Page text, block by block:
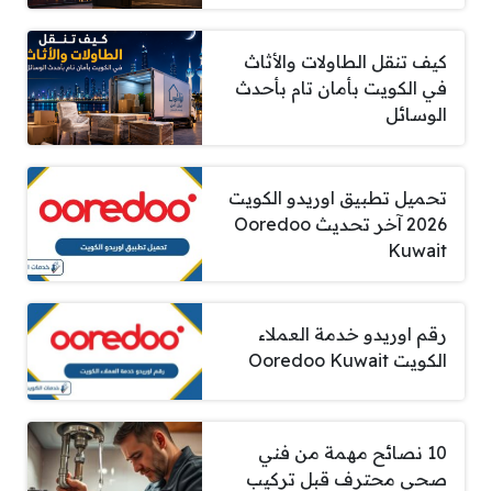
كيف تنقل الطاولات والأثاث
في الكويت بأمان تام بأحدث
الوسائل
تحميل تطبيق اوريدو الكويت
2026 آخر تحديث Ooredoo
Kuwait
رقم اوريدو خدمة العملاء
الكويت Ooredoo Kuwait
10 نصائح مهمة من فني
صحي محترف قبل تركيب